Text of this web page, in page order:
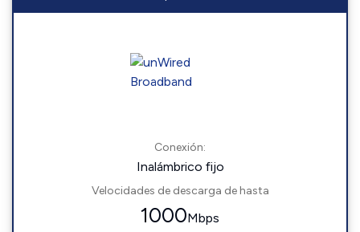
Conexión:
Inalámbrico fijo
Velocidades de descarga de hasta
1000Mbps